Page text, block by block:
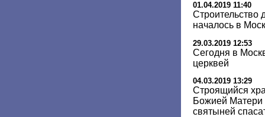
01.04.2019 11:40
Строительство
началось в
29.03.2019 12:53
Сегодня в
церквей
04.03.2019 13:29
Строящийся
Божией Матери
святыней